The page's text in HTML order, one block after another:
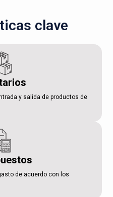
clave
y salida de productos de
de acuerdo con los